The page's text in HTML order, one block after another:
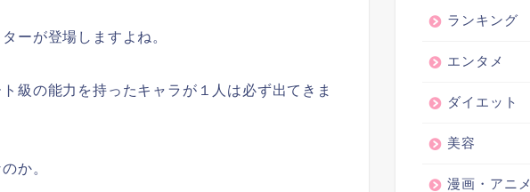
ーが登場しますよね。
級の能力を持ったキャラが１人は必ず出てきま
か。
ランキング
エンタメ
ダイエット
美容
漫画・アニメ